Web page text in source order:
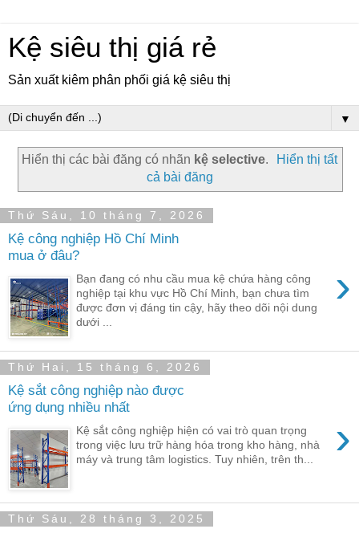
Kệ siêu thị giá rẻ
Sản xuất kiêm phân phối giá kệ siêu thị
▼
Hiển thị các bài đăng có nhãn kệ selective.
Hiển thị tất
cả bài đăng
Thứ Sáu, 10 tháng 7, 2026
Kệ công nghiệp Hồ Chí Minh
mua ở đâu?
›
Bạn đang có nhu cầu mua kệ chứa hàng công
nghiệp tại khu vực Hồ Chí Minh, bạn chưa tìm
được đơn vị đáng tin cậy, hãy theo dõi nội dung
dưới ...
Thứ Hai, 15 tháng 6, 2026
Kệ sắt công nghiệp nào được
ứng dụng nhiều nhất
›
Kệ sắt công nghiệp hiện có vai trò quan trọng
trong việc lưu trữ hàng hóa trong kho hàng, nhà
máy và trung tâm logistics. Tuy nhiên, trên th...
Thứ Sáu, 28 tháng 3, 2025